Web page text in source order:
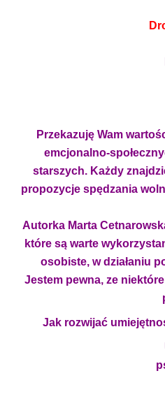
Przekazuję Wam
emcjonalno-
starszych. Każdy
propozycje spędzania
Autorka Marta
które są warte
osobiste, w działaniu
Jestem pewna, ze
Jak rozwijać